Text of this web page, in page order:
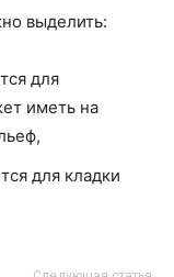
выделить:
для
иметь на
для кладки